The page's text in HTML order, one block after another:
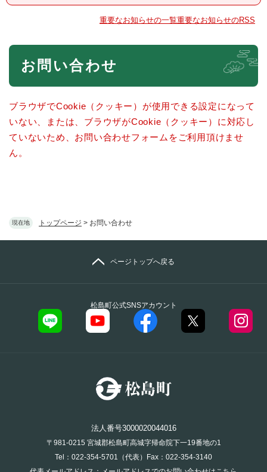
現在地 トップページ > お問い合わせ
重要なお知らせの一覧重要なお知らせのRSS
本
お問い合わせ
ブラウザでCookie（クッキー）が使用できる設定になって
いない、または、ブラウザがCookie（クッキー）に対応し
ていないため、お問い合わせフォームをご利用頂けませ
ん。
松島町公式SNSアカウント
ページトップへ戻る
法人番号3000020044016
〒981-0215 宮城郡松島町高城字帰命院下一19番地の1
Tel：022-354-5701（代表）Fax：022-354-3140